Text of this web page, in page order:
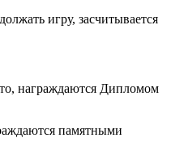
игру, засчитывается
награждаются Дипломом
памятными